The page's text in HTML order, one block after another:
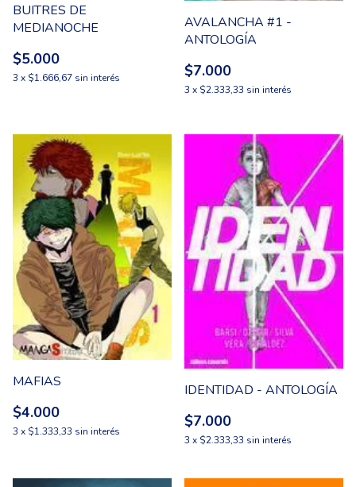
BUITRES DE
MEDIANOCHE
$5.000
3 x $1.666,67 sin interés
AVALANCHA #1 -
ANTOLOGÍA
$7.000
3 x $2.333,33 sin interés
MAFIAS
$4.000
3 x $1.333,33 sin interés
IDENTIDAD - ANTOLOGÍA
$7.000
3 x $2.333,33 sin interés